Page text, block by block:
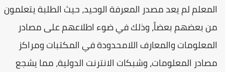
المعلم لم يعد مصدر المعرفة الوحيد، حيث الطلبة يتعلمون
من بعضهم بعضاً، وذلك في ضوء اطلاعهم على مصادر
المعلومات والمعارف اللامحدودة في المكتبات ومراكز
مصادر المعلومات، وشبكات الانترنت الدولية، مما يشجع